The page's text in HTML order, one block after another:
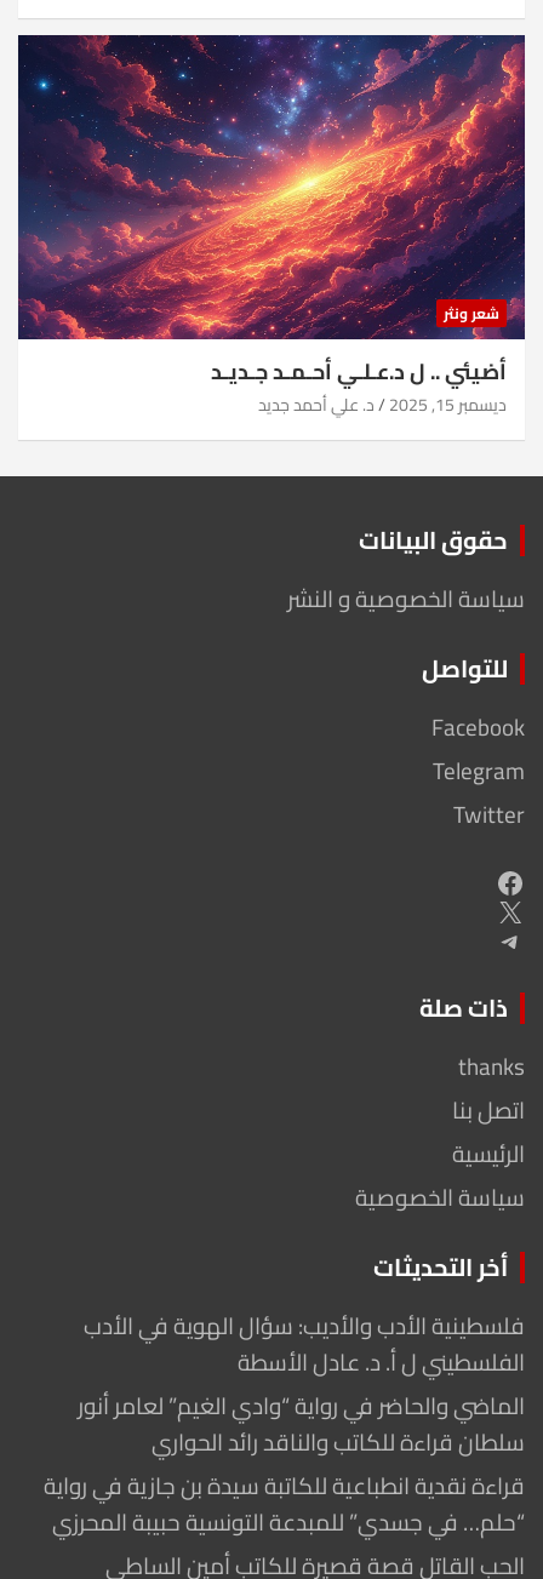
شعر ونثر
أضيئي .. ل د.عـلـي أحـمـد جـديـد
ديسمبر 15, 2025 د. علي أحمد جديد
حقوق البيانات
سياسة الخصوصية و النشر
للتواصل
Facebook
Telegram
Twitter
Facebook
X
Telegram
ذات صلة
thanks
اتصل بنا
الرئيسية
سياسة الخصوصية
أخر التحديثات
فلسطينية الأدب والأديب: سؤال الهوية في الأدب
الفلسطيني ل أ. د. عادل الأسطة
الماضي والحاضر في رواية “وادي الغيم” لعامر أنور
سلطان قراءة للكاتب والناقد رائد الحواري
قراءة نقدية انطباعية للكاتبة سيدة بن جازية في رواية
“حلم… في جسدي” للمبدعة التونسية حبيبة المحرزي
الحب القاتل قصة قصيرة للكاتب أمين الساطي